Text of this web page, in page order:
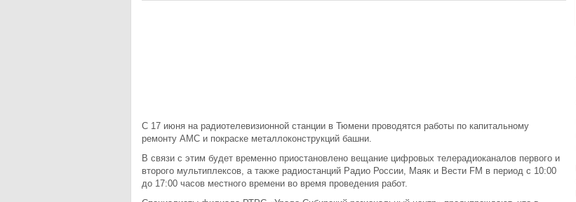
С 17 июня на радиотелевизионной станции в Тюмени проводятся работы по капитальному
ремонту АМС и покраске металлоконструкций башни.
В связи с этим будет временно приостановлено вещание цифровых телерадиоканалов первого и
второго мультиплексов, а также радиостанций Радио России, Маяк и Вести FM в период с 10:00
до 17:00 часов местного времени во время проведения работ.